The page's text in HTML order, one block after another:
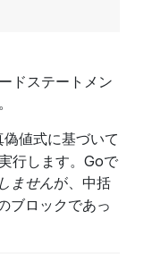
ドステートメン
偽値式に基づいて
行します。Goで
しませんが、中括
ブロックであっ